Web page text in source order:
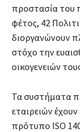
προστασία του
φέτος, 42
διοργανώνουν
στόχο την
οικογενειών
Τα συστήματα
εταιρειών
πρότυπο ISO